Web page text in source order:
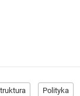
Polityka